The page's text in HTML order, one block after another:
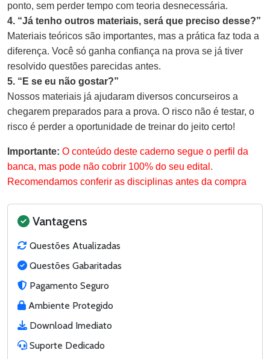
ponto, sem perder tempo com teoria desnecessária.
4. “Já tenho outros materiais, será que preciso desse?”
Materiais teóricos são importantes, mas a prática faz toda a
diferença. Você só ganha confiança na prova se já tiver
resolvido questões parecidas antes.
5. “E se eu não gostar?”
Nossos materiais já ajudaram diversos concurseiros a
chegarem preparados para a prova. O risco não é testar, o
risco é perder a oportunidade de treinar do jeito certo!
Importante: O conteúdo deste caderno segue o perfil da
banca, mas pode não cobrir 100% do seu edital.
Recomendamos conferir as disciplinas antes da compra
Vantagens
Questões Atualizadas
Questões Gabaritadas
Pagamento Seguro
Ambiente Protegido
Download Imediato
Suporte Dedicado